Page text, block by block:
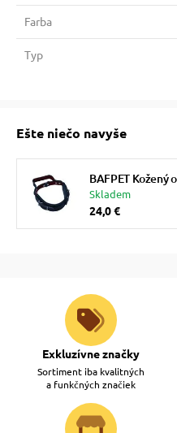
Farba
Typ
Ešte niečo navyše
BAFPET Kožený
Skladem
24,0 €
Exkluzívne značky
Sortiment iba kvalitných
a funkčných značiek